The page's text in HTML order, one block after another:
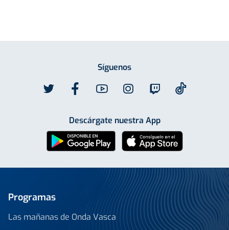
Síguenos
Descárgate nuestra App
Programas
Las mañanas de Onda Vasca